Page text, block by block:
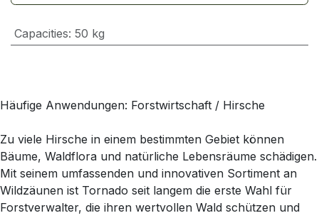
Capacities: 50 kg
Häufige Anwendungen: Forstwirtschaft / Hirsche
Zu viele Hirsche in einem bestimmten Gebiet können
Bäume, Waldflora und natürliche Lebensräume schädigen.
Mit seinem umfassenden und innovativen Sortiment an
Wildzäunen ist Tornado seit langem die erste Wahl für
Forstverwalter, die ihren wertvollen Wald schützen und